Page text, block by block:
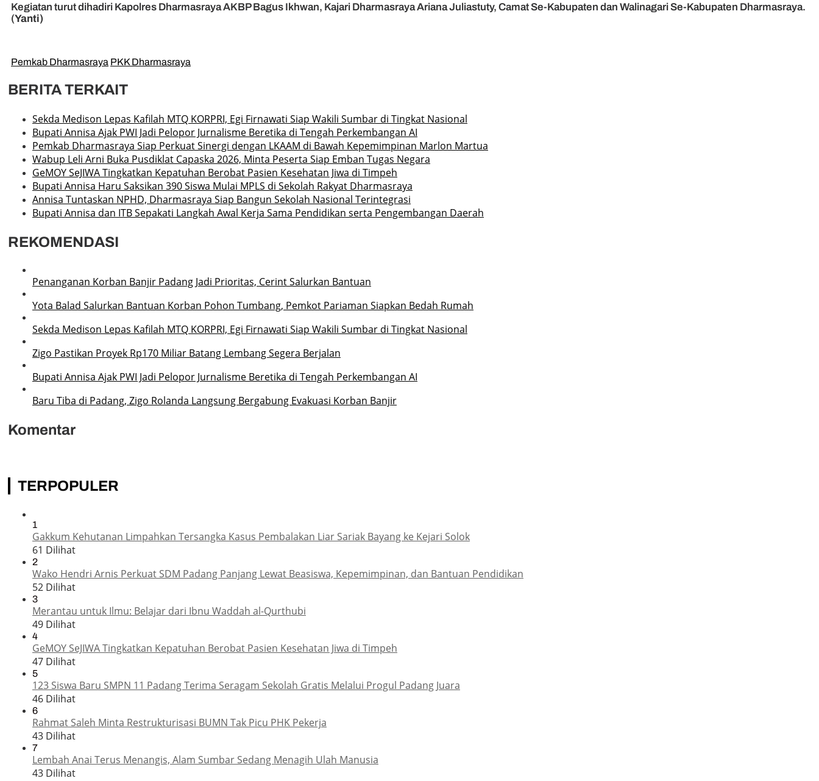
Kegiatan turut dihadiri Kapolres Dharmasraya AKBP Bagus Ikhwan, Kajari Dharmasraya Ariana Juliastuty, Camat Se-Kabupaten dan Walinagari Se-Kabupaten Dharmasraya.
(Yanti)
Pemkab Dharmasraya PKK Dharmasraya
BERITA TERKAIT
Sekda Medison Lepas Kafilah MTQ KORPRI, Egi Firnawati Siap Wakili Sumbar di Tingkat Nasional
Bupati Annisa Ajak PWI Jadi Pelopor Jurnalisme Beretika di Tengah Perkembangan AI
Pemkab Dharmasraya Siap Perkuat Sinergi dengan LKAAM di Bawah Kepemimpinan Marlon Martua
Wabup Leli Arni Buka Pusdiklat Capaska 2026, Minta Peserta Siap Emban Tugas Negara
GeMOY SeJIWA Tingkatkan Kepatuhan Berobat Pasien Kesehatan Jiwa di Timpeh
Bupati Annisa Haru Saksikan 390 Siswa Mulai MPLS di Sekolah Rakyat Dharmasraya
Annisa Tuntaskan NPHD, Dharmasraya Siap Bangun Sekolah Nasional Terintegrasi
Bupati Annisa dan ITB Sepakati Langkah Awal Kerja Sama Pendidikan serta Pengembangan Daerah
REKOMENDASI
Penanganan Korban Banjir Padang Jadi Prioritas, Cerint Salurkan Bantuan
Yota Balad Salurkan Bantuan Korban Pohon Tumbang, Pemkot Pariaman Siapkan Bedah Rumah
Sekda Medison Lepas Kafilah MTQ KORPRI, Egi Firnawati Siap Wakili Sumbar di Tingkat Nasional
Zigo Pastikan Proyek Rp170 Miliar Batang Lembang Segera Berjalan
Bupati Annisa Ajak PWI Jadi Pelopor Jurnalisme Beretika di Tengah Perkembangan AI
Baru Tiba di Padang, Zigo Rolanda Langsung Bergabung Evakuasi Korban Banjir
Komentar
TERPOPULER
1
Gakkum Kehutanan Limpahkan Tersangka Kasus Pembalakan Liar Sariak Bayang ke Kejari Solok
61 Dilihat
2
Wako Hendri Arnis Perkuat SDM Padang Panjang Lewat Beasiswa, Kepemimpinan, dan Bantuan Pendidikan
52 Dilihat
3
Merantau untuk Ilmu: Belajar dari Ibnu Waddah al-Qurthubi
49 Dilihat
4
GeMOY SeJIWA Tingkatkan Kepatuhan Berobat Pasien Kesehatan Jiwa di Timpeh
47 Dilihat
5
123 Siswa Baru SMPN 11 Padang Terima Seragam Sekolah Gratis Melalui Progul Padang Juara
46 Dilihat
6
Rahmat Saleh Minta Restrukturisasi BUMN Tak Picu PHK Pekerja
43 Dilihat
7
Lembah Anai Terus Menangis, Alam Sumbar Sedang Menagih Ulah Manusia
43 Dilihat